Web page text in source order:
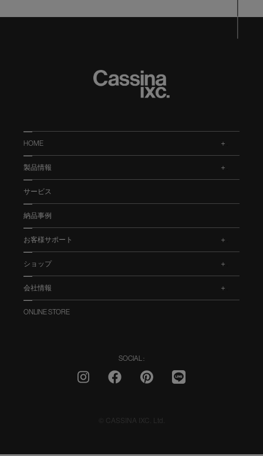
HOME
製品情報
サービス
納品事例
お客様サポート
ショップ
会社情報
ONLINE STORE
SOCIAL :
© CASSINA IXC. Ltd.